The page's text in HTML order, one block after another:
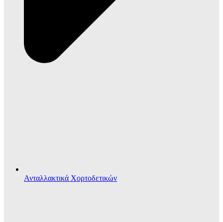
Ανταλλακτικά Χορτοδετικών